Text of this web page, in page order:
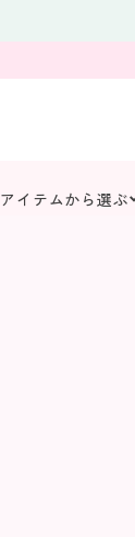
アイテムから選ぶ